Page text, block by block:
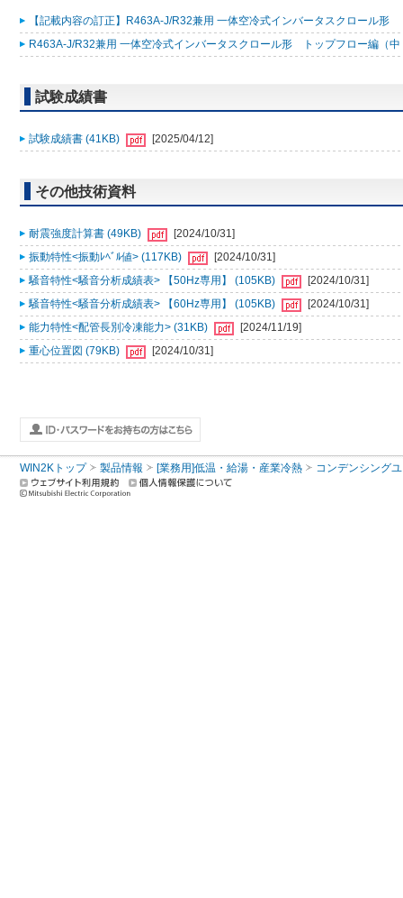
【記載内容の訂正】R463A-J/R32兼用 一体空冷式インバータスクロール
R463A-J/R32兼用 一体空冷式インバータスクロール形 トップフロー編（
試験成績書
試験成績書 (41KB) [2025/04/12]
その他技術資料
耐震強度計算書 (49KB)
[2024/10/31]
振動特性<振動ﾚﾍﾞﾙ値> (117KB)
[2024/10/31]
騒音特性<騒音分析成績表> 【50Hz専用】 (105KB)
[2024/10/31]
騒音特性<騒音分析成績表> 【60Hz専用】 (105KB)
[2024/10/31]
能力特性<配管長別冷凍能力> (31KB)
[2024/11/19]
重心位置図 (79KB)
[2024/10/31]
WIN2Kトップ 製品情報 [業務用]低温・給湯・産業冷熱 コンデンシング